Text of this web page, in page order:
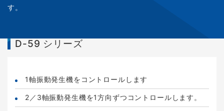
す。
D-59 シリーズ
1軸振動発生機をコントロールします
2／3軸振動発生機を1方向ずつコントロールします。